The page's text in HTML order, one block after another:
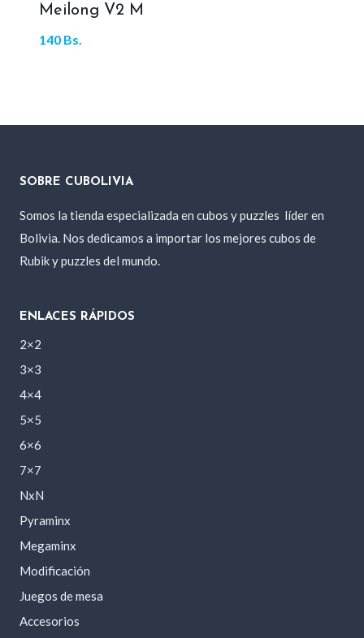
Meilong V2 M
140 Bs.
SOBRE CUBOLIVIA
Somos la tienda especializada en cubos y puzzles líder en
Bolivia. Nos dedicamos a importar los mejores cubos de
Rubik y puzzles del mundo.
ENLACES RÁPIDOS
2×2
3×3
4×4
5×5
6×6
7×7
NxN
Pyraminx
Megaminx
Modificación
Juegos de mesa
Accesorios